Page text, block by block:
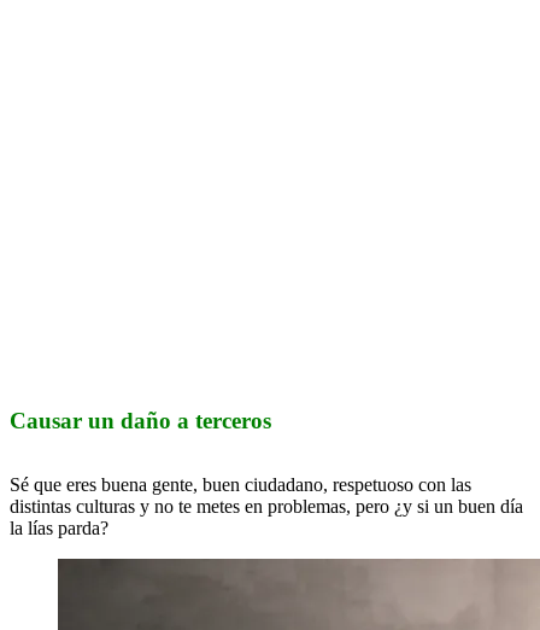
Causar un daño a terceros
Sé que eres buena gente, buen ciudadano, respetuoso con las
distintas culturas y no te metes en problemas, pero ¿y si un buen día
la lías parda?